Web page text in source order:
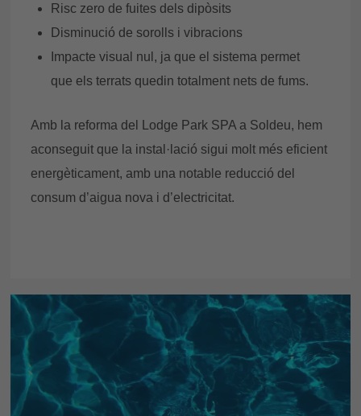
Les meves Reserves
Risc zero de fuites dels dipòsits
Disminució de sorolls i vibracions
Impacte visual nul, ja que el sistema permet
que els terrats quedin totalment nets de fums.
Amb la reforma del Lodge Park SPA a Soldeu, hem
aconseguit que la instal·lació sigui molt més eficient
energèticament, amb una notable reducció del
consum d’aigua nova i d’electricitat.